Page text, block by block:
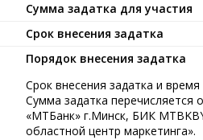
Сумма задатка для участия
Срок внесения задатка
Порядок внесения задатка
Срок внесения задатка и
Сумма задатка перечисляется
«МТБанк» г.Минск, БИК
областной центр маркетинга».